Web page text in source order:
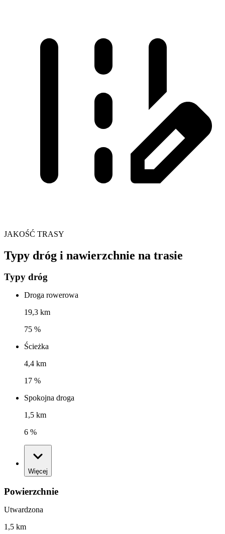
JAKOŚĆ TRASY
Typy dróg i nawierzchnie na trasie
Typy dróg
Droga rowerowa
19,3 km
75 %
Ścieżka
4,4 km
17 %
Spokojna droga
1,5 km
6 %
Więcej
Powierzchnie
Utwardzona
1,5 km